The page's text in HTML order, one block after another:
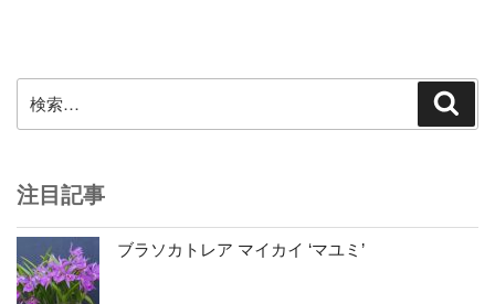
索:
注目記事
ブラソカトレア マイカイ ‘マユミ’